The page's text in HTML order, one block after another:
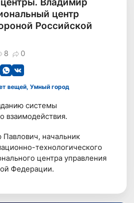
центр
Российской
8 0
вещей, Умный город
системы
взаимодействия.
начальник
технологического
центра управления
Федерации.